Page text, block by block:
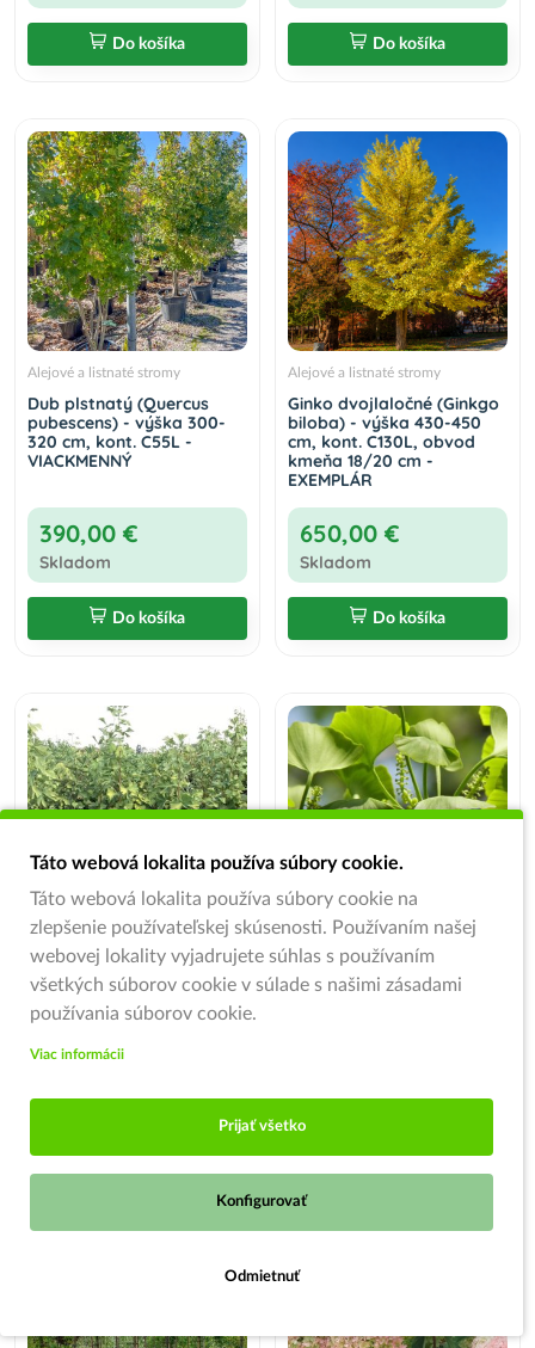
Do košíka Do košíka
Alejové a listnaté stromy
Dub plstnatý (Quercus
pubescens) - výška 300-
320 cm, kont. C55L -
VIACKMENNÝ
390,00 €
Skladom
Do košíka
Alejové a listnaté stromy
Ginko dvojlaločné (Ginkgo
biloba) - výška 430-450
cm, kont. C130L, obvod
kmeňa 18/20 cm -
EXEMPLÁR
650,00 €
Skladom
Do košíka
Alejové a listnaté stromy
Ginko dvojlaločné (Ginkgo
biloba) - výška 70-100 cm,
kont. C10L - VIACKMEŇ
54,00 €
Skladom
Do košíka
Alejové a listnaté stromy
Ginko dvojlaločné (Ginkgo
biloba) – výška 30-50 cm,
Skladom
Do košíka
Táto webová lokalita používa súbory cookie.
Táto webová lokalita používa súbory cookie na
zlepšenie používateľskej skúsenosti. Používaním našej
webovej lokality vyjadrujete súhlas s používaním
všetkých súborov cookie v súlade s našimi zásadami
používania súborov cookie.
Viac informácii
Prijať všetko
Konfigurovať
Odmietnuť